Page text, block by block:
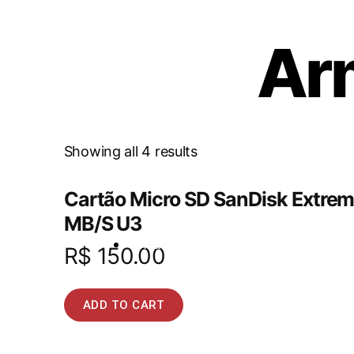
iPad
Showing all 4 results
Cartão Micro SD SanDisk
MB/S U3
R$ 150.00
ADD TO CART